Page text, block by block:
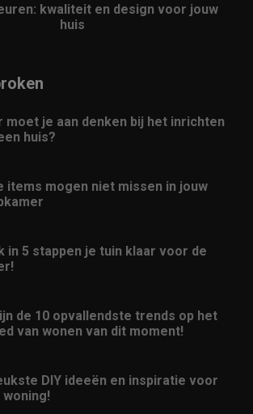
kwaliteit en design voor jouw
huis
moet je aan denken bij het inrichten
huis?
items mogen niet missen in jouw
in 5 stappen je tuin klaar voor de
de 10 opvallendste trends op het
van wonen van dit moment!
DIY ideeën en inspiratie voor
woning!